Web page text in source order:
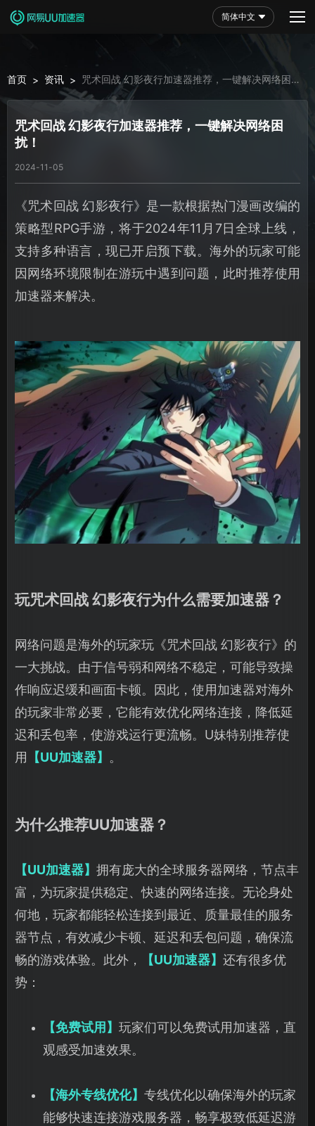
简体中文
首页 > 资讯 >
咒术回战 幻影夜行加速器推荐，一键解决网络困
扰！
咒术回战 幻影夜行加速器推荐，一键解决网络困
扰！
2024-11-05
《咒术回战 幻影夜行》是一款根据热门漫画改编的
策略型RPG手游，将于2024年11月7日全球上线，
支持多种语言，现已开启预下载。海外的玩家可能
因网络环境限制在游玩中遇到问题，此时推荐使用
加速器来解决。
玩咒术回战 幻影夜行为什么需要加速器？
网络问题是海外的玩家玩《咒术回战 幻影夜行》的
一大挑战。由于信号弱和网络不稳定，可能导致操
作响应迟缓和画面卡顿。因此，使用加速器对海外
的玩家非常必要，它能有效优化网络连接，降低延
迟和丢包率，使游戏运行更流畅。U妹特别推荐使
用 【UU加速器】 。
为什么推荐UU加速器？
【UU加速器】 拥有庞大的全球服务器网络，节点丰
富，为玩家提供稳定、快速的网络连接。无论身处
何地，玩家都能轻松连接到最近、质量最佳的服务
器节点，有效减少卡顿、延迟和丢包问题，确保流
畅的游戏体验。此外，
【UU加速器】 还有很多优
势：
【免费试用】 玩家们可以免费试用加速器，直
观感受加速效果。
【海外专线优化】 专线优化以确保海外的玩家
能够快速连接游戏服务器，畅享极致低延迟游